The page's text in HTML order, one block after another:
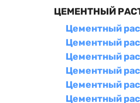
ЦЕМЕНТНЫЙ
Цементный
Цементный
Цементный
Цементный
Цементный
Цементный